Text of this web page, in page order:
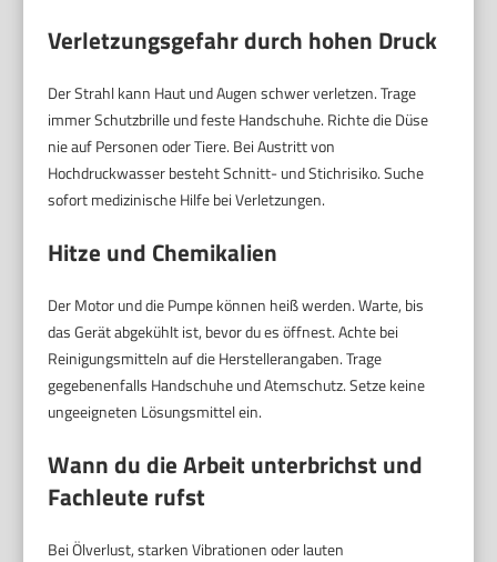
Verletzungsgefahr durch hohen Druck
Der Strahl kann Haut und Augen schwer verletzen. Trage
immer Schutzbrille und feste Handschuhe. Richte die Düse
nie auf Personen oder Tiere. Bei Austritt von
Hochdruckwasser besteht Schnitt- und Stichrisiko. Suche
sofort medizinische Hilfe bei Verletzungen.
Hitze und Chemikalien
Der Motor und die Pumpe können heiß werden. Warte, bis
das Gerät abgekühlt ist, bevor du es öffnest. Achte bei
Reinigungsmitteln auf die Herstellerangaben. Trage
gegebenenfalls Handschuhe und Atemschutz. Setze keine
ungeeigneten Lösungsmittel ein.
Wann du die Arbeit unterbrichst und
Fachleute rufst
Bei Ölverlust, starken Vibrationen oder lauten